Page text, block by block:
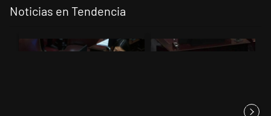
Noticias en Tendencia
Un artículo de tendencia con el título "Encuesta, mientras el
Un artículo de tendencia con